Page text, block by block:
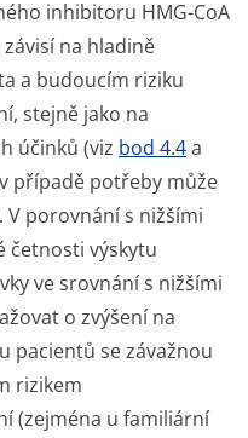
inhibitoru HMG-CoA
na hladině
a budoucím riziku
stejně jako na
účinků (viz bod 4.4a
případě potřeby může
V porovnání s nižšími
četnosti výskytu
ve srovnání s nižšími
o zvýšení na
pacientů se závažnou
rizikem
(zejména u familiární